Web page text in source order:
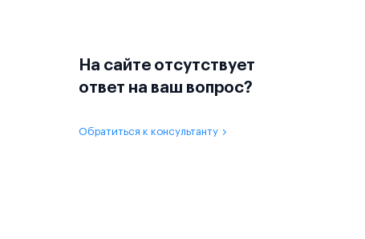
На сайте отсутствует
ответ на ваш вопрос?
Обратиться к консультанту